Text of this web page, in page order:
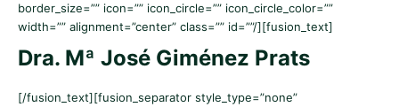
border_size=”” icon=”” icon_circle=”” icon_circle_color=””
width=”” alignment=”center” class=”” id=””/][fusion_text]
Dra. Mª José Giménez Prats
[/fusion_text][fusion_separator style_type=”none”